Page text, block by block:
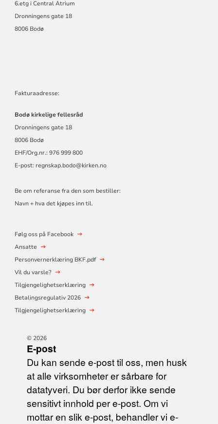
6.etg i Central Atrium
Dronningens gate 18
8006 Bodø
Fakturaadresse:
Bodø kirkelige fellesråd
Dronningens gate 18
8006 Bodø
EHF/Org.nr.: 976 999 800
E-post: regnskap.bodo@kirken.no
Be om referanse fra den som bestiller:
Navn + hva det kjøpes inn til.
Følg oss på Facebook
Ansatte
Personvernerklæring BKF.pdf
Vil du varsle?
Tilgjengelighetserklæring
Betalingsregulativ 2026
Tilgjengelighetserklæring
© 2026
E-post
Du kan sende e-post til oss, men husk
at alle virksomheter er sårbare for
datatyveri. Du bør derfor ikke sende
sensitivt innhold per e-post. Om vi
mottar en slik e-post, behandler vi e-